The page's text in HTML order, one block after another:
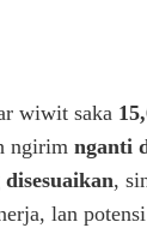
wiwit saka
ngirim nganti
,
lan